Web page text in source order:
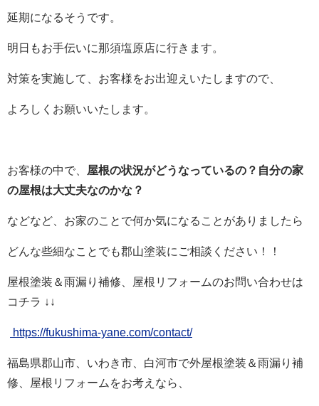
延期になるそうです。
明日もお手伝いに那須塩原店に行きます。
対策を実施して、お客様をお出迎えいたしますので、
よろしくお願いいたします。
お客様の中で、 屋根の状況がどうなっているの？自分の家
の屋根は大丈夫なのかな？
などなど、お家のことで何か気になることがありましたら
どんな些細なことでも郡山塗装にご相談ください！！
屋根塗装＆雨漏り補修、屋根リフォームのお問い合わせは
コチラ ↓↓
https://fukushima-yane.com/contact/
福島県郡山市、いわき市、白河市で外屋根塗装＆雨漏り補
修、屋根リフォームをお考えなら、